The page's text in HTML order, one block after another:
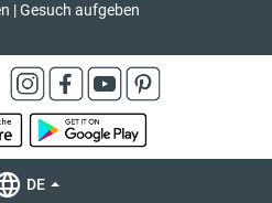
| Gesuch aufgeben
DE